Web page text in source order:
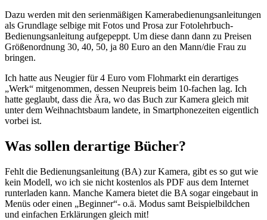
Dazu werden mit den serienmäßigen Kamerabedienungsanleitungen
als Grundlage selbige mit Fotos und Prosa zur Fotolehrbuch-
Bedienungsanleitung aufgepeppt. Um diese dann dann zu Preisen
Größenordnung 30, 40, 50, ja 80 Euro an den Mann/die Frau zu
bringen.
Ich hatte aus Neugier für 4 Euro vom Flohmarkt ein derartiges
„Werk“ mitgenommen, dessen Neupreis beim 10-fachen lag. Ich
hatte geglaubt, dass die Ära, wo das Buch zur Kamera gleich mit
unter dem Weihnachtsbaum landete, in Smartphonezeiten eigentlich
vorbei ist.
Was sollen derartige Bücher?
Fehlt die Bedienungsanleitung (BA) zur Kamera, gibt es so gut wie
kein Modell, wo ich sie nicht kostenlos als PDF aus dem Internet
runterladen kann. Manche Kamera bietet die BA sogar eingebaut in
Menüs oder einen „Beginner“- o.ä. Modus samt Beispielbildchen
und einfachen Erklärungen gleich mit!